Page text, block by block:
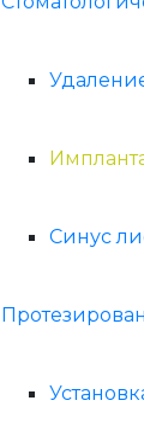
Синус